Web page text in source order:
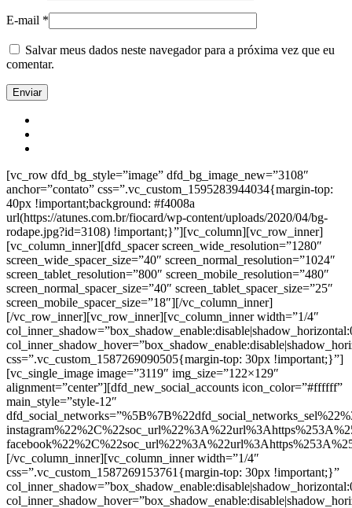
E-mail *
Salvar meus dados neste navegador para a próxima vez que eu
comentar.
[vc_row dfd_bg_style=”image” dfd_bg_image_new=”3108″
anchor=”contato” css=”.vc_custom_1595283944034{margin-top:
40px !important;background: #f4008a
url(https://atunes.com.br/fiocard/wp-content/uploads/2020/04/bg-
rodape.jpg?id=3108) !important;}”][vc_column][vc_row_inner]
[vc_column_inner][dfd_spacer screen_wide_resolution=”1280″
screen_wide_spacer_size=”40″ screen_normal_resolution=”1024″
screen_tablet_resolution=”800″ screen_mobile_resolution=”480″
screen_normal_spacer_size=”40″ screen_tablet_spacer_size=”25″
screen_mobile_spacer_size=”18″][/vc_column_inner]
[/vc_row_inner][vc_row_inner][vc_column_inner width=”1/4″
css=”.vc_custom_1587269090505{margin-top: 30px !important;}”]
[vc_single_image image=”3119″ img_size=”122×129″
alignment=”center”][dfd_new_social_accounts icon_color=”#ffffff”
main_style=”style-12″
[/vc_column_inner][vc_column_inner width=”1/4″
css=”.vc_custom_1587269153761{margin-top: 30px !important;}”